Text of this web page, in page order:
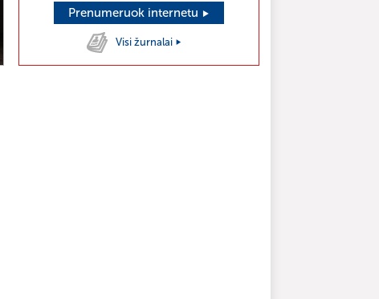
Prenumeruok internetu
Visi žurnalai